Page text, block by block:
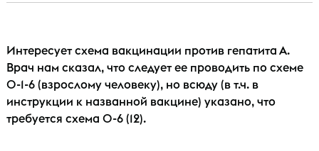
Интересует схема вакцинации против гепатита А.
Врач нам сказал, что следует ее проводить по схеме
0-1-6 (взрослому человеку), но всюду (в т.ч. в
инструкции к названной вакцине) указано, что
требуется схема 0-6 (12).